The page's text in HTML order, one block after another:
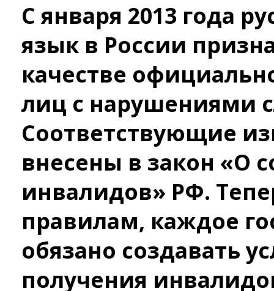
С января 2013 года
язык в России
качестве
лиц с нарушениями
Соответствующие
внесены в закон «О
инвалидов» РФ.
правилам, каждое
обязано создавать
получения